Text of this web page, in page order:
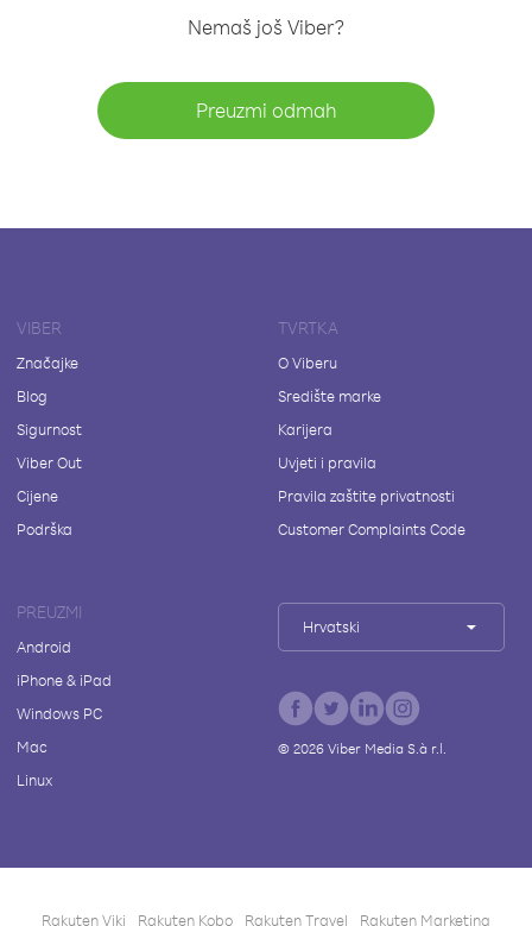
Nemaš još Viber?
Preuzmi odmah
VIBER
Značajke
Blog
Sigurnost
Viber Out
Cijene
Podrška
TVRTKA
O Viberu
Središte marke
Karijera
Uvjeti i pravila
Pravila zaštite privatnosti
Customer Complaints Code
PREUZMI
Android
iPhone & iPad
Windows PC
Mac
Linux
Hrvatski
© 2026Viber Media S.à r.l.
Rakuten Viki Rakuten Kobo Rakuten Travel Rakuten Marketing